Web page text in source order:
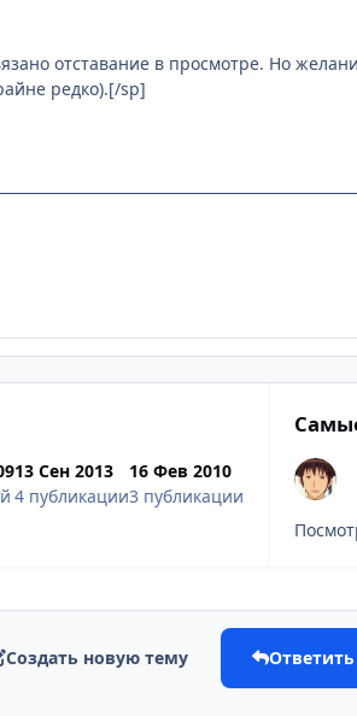
отставание в просмотре. Но
редко).[/sp]
13 Сен 2013
4 публикации
16 Фев 2010
3 публикации
Создать новую тему